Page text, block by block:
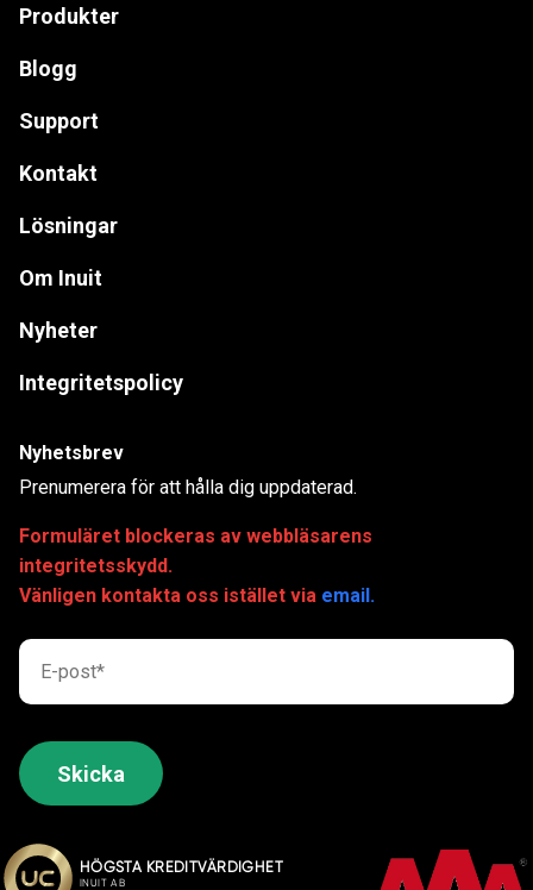
Produkter
Blogg
Support
Kontakt
Lösningar
Om Inuit
Nyheter
Integritetspolicy
Nyhetsbrev
Prenumerera för att hålla dig uppdaterad.
Formuläret blockeras av webbläsarens
integritetsskydd.
Vänligen kontakta oss istället via email.